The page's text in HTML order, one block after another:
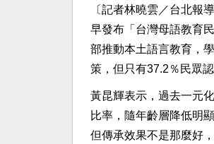
〔記者林曉雲／台北報
早發布「台灣母語教育
部推動本土語言教育，
策，但只有37.2％民眾
黃昆輝表示，過去一元
比率，隨年齡層降低明
但傳承效果不是那麼好